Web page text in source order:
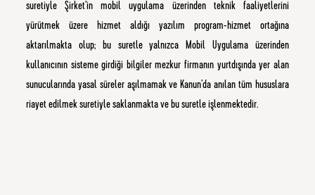
suretiyle Şirket’in mobil uygulama üzerinden teknik faaliyetlerini
yürütmek üzere hizmet aldığı yazılım program-hizmet ortağına
aktarılmakta olup; bu suretle yalnızca Mobil Uygulama üzerinden
kullanıcının sisteme girdiği bilgiler mezkur firmanın yurtdışında yer alan
sunucularında yasal süreler aşılmamak ve Kanun’da anılan tüm hususlara
riayet edilmek suretiyle saklanmakta ve bu suretle işlenmektedir.